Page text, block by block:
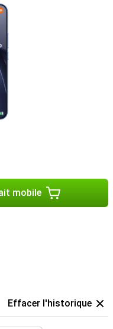
mobile
Effacer l'historique